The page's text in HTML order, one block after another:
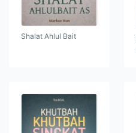
Shalat Ahlul Bait